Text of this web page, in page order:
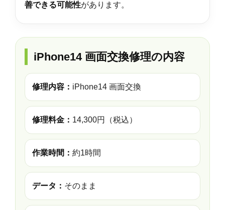
善できる可能性があります。
iPhone14 画面交換修理の内容
修理内容： iPhone14 画面交換
修理料金： 14,300円（税込）
作業時間： 約1時間
データ： そのまま